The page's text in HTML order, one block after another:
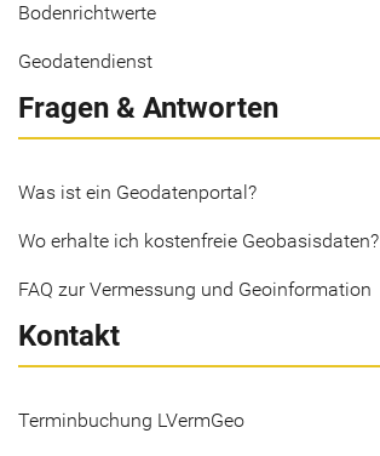
Bodenrichtwerte
Geodatendienst
Fragen & Antworten
Was ist ein Geodatenportal?
Wo erhalte ich kostenfreie Geobasisdaten?
FAQ zur Vermessung und Geoinformation
Kontakt
Terminbuchung LVermGeo